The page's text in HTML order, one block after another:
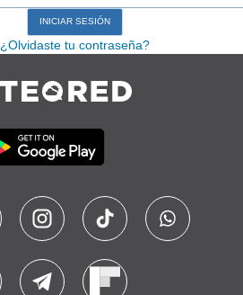
¿Olvidaste tu contraseña?